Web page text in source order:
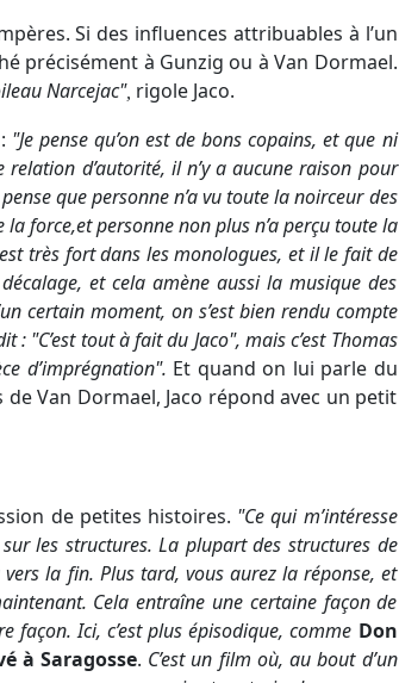
Si des influences attribuables à l’un
précisément à Gunzig ou à Van Dormael.
Narcejac", rigole Jaco.
"Je pense qu’on est de bons copains, et que ni
relation d’autorité, il n’y a aucune raison pour
que personne n’a vu toute la noirceur des
la force,et personne non plus n’a perçu toute la
très fort dans les monologues, et il le fait de
et cela amène aussi la musique des
certain moment, on s’est bien rendu compte
"C’est tout à fait du Jaco", mais c’est Thomas
d’imprégnation". Et quand on lui parle du
Van Dormael, Jaco répond avec un petit
de petites histoires. "Ce qui m’intéresse
les structures. La plupart des structures de
la fin. Plus tard, vous aurez la réponse, et
Cela entraîne une certaine façon de
façon. Ici, c’est plus épisodique, comme Don
à Saragosse. C’est un film où, au bout d’un